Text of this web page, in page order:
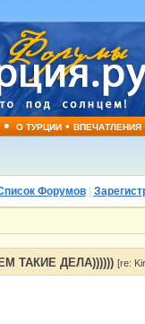
• О ТУРЦИИ•ВПЕЧАТЛЕНИЯ
Форумов|
ТАКИЕ ДЕЛА)))))) [re: